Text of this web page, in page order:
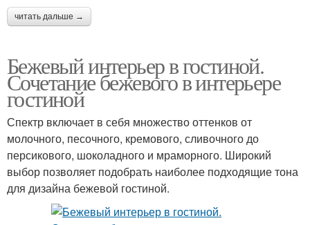
читать дальше →
Бежевый интерьер в гостиной.
Сочетание бежевого в интерьере
гостиной
Спектр включает в себя множество оттенков от
молочного, песочного, кремового, сливочного до
персикового, шоколадного и мраморного. Широкий
выбор позволяет подобрать наиболее подходящие тона
для дизайна бежевой гостиной.